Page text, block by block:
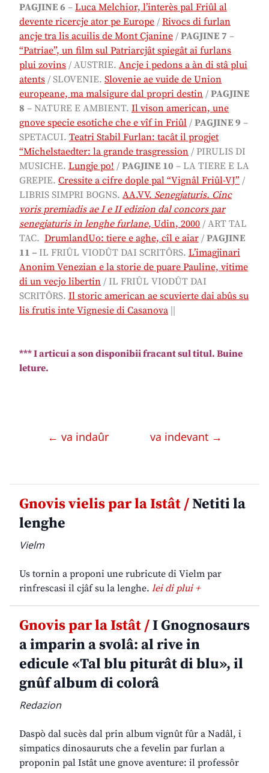
PAGJINE 6 – Luca Melchior, l’interès pal Friûl al
devente ricercje ator pe Europe / Rivocs di furlan
ancje tra lis acuilis de Mont Cjanine / PAGJINE 7 –
“Patriae”, un film sul Patriarcjât spiegât ai furlans
plui zovins / AUSTRIE. Ancje i pedons a àn di stâ plui
atents / SLOVENIE. Slovenie ae vuide de Union
europeane, ma malsigure dal propri destin / PAGJINE
8 – NATURE E AMBIENT. Il vison american, une
gnove specie esotiche che e vîf in Friûl / PAGJINE 9 –
SPETACUI. Teatri Stabil Furlan: tacât il progjet
“Michelstaedter: la grande trasgression / PIRULIS DI
MUSICHE. Lungje po! / PAGJINE 10 – LA TIERE E LA
GREPIE. Cressite a cifre dople pal “Vignâl Friûl-VJ” /
LIBRIS SIMPRI BOGNS. AA.VV. Senegjaturis. Cinc
voris premiadis ae I e II edizion dal concors par
senegjaturis in lenghe furlane, Udin, 2000 / ART TAL
TAC. DrumlandUo: tiere e aghe, cîl e aiar / PAGJINE
11 – IL FRIÛL VIODÛT DAI SCRITÔRS. L’imagjinari
Anonim Venezian e la storie de puare Pauline, vitime
di un vecjo libertin / IL FRIÛL VIODÛT DAI
SCRITÔRS. Il storic american ae scuvierte dai abûs su
lis frutis inte Vignesie di Casanova
*** I articui a son disponibii fracant sul titul. Buine
leture.
← va indaûr va indevant →
Gnovis vielis par la Istât /Netiti la
lenghe
Vielm
Us tornin a proponi une rubricute di Vielm par
rinfrescasi il cjâf su la lenghe. lei di plui +
Gnovis par la Istât /I Gnognosaurs
a imparin a svolâ: al rive in
edicule «Tal blu piturât di blu», il
gnûf album di colorâ
Redazion
Daspò dal sucès dal prin album vignût fûr a Nadâl, i
simpatics dinosauruts che a fevelin par furlan a
proponin pal Istât une gnove aventure: il professôr